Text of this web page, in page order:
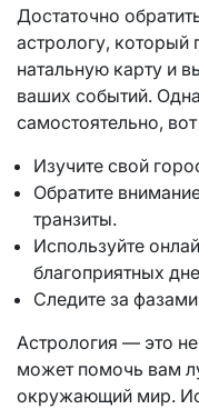
Достаточно
астрологу, который
натальную карту и
ваших событий.
самостоятельно,
Изучите свой
Обратите
транзиты.
Используйте
благоприятных
Следите за
Астрология — это
может помочь вам
окружающий мир.